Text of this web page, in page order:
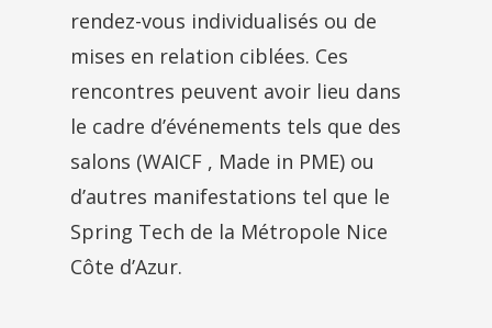
rendez-vous individualisés ou de
mises en relation ciblées. Ces
rencontres peuvent avoir lieu dans
le cadre d’événements tels que des
salons (WAICF , Made in PME) ou
d’autres manifestations tel que le
Spring Tech de la Métropole Nice
Côte d’Azur.